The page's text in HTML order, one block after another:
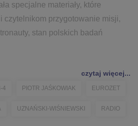
specjalne materiały, które
czytelnikom przygotowanie misji,
stan polskich badań
czytaj więcej...
4 PIOTR JAŚKOWIAK EUROZET
UZNAŃSKI-WIŚNIEWSKI RADIO